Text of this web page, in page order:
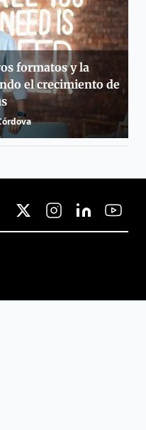
formatos y la
el crecimiento de